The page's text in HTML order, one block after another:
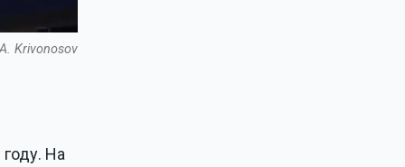
Krivonosov
На